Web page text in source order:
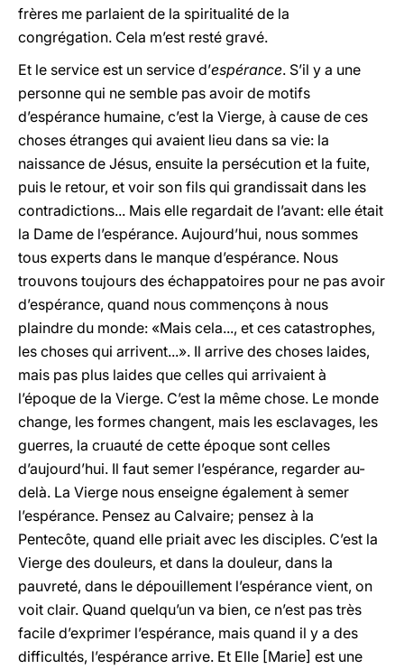
frères me parlaient de la spiritualité de la
congrégation. Cela m’est resté gravé.
Et le service est un service d’espérance. S’il y a une
personne qui ne semble pas avoir de motifs
d’espérance humaine, c’est la Vierge, à cause de ces
choses étranges qui avaient lieu dans sa vie: la
naissance de Jésus, ensuite la persécution et la fuite,
puis le retour, et voir son fils qui grandissait dans les
contradictions... Mais elle regardait de l’avant: elle était
la Dame de l’espérance. Aujourd’hui, nous sommes
tous experts dans le manque d’espérance. Nous
trouvons toujours des échappatoires pour ne pas avoir
d’espérance, quand nous commençons à nous
plaindre du monde: «Mais cela..., et ces catastrophes,
les choses qui arrivent...». Il arrive des choses laides,
mais pas plus laides que celles qui arrivaient à
l’époque de la Vierge. C’est la même chose. Le monde
change, les formes changent, mais les esclavages, les
guerres, la cruauté de cette époque sont celles
d’aujourd’hui. Il faut semer l’espérance, regarder au-
delà. La Vierge nous enseigne également à semer
l’espérance. Pensez au Calvaire; pensez à la
Pentecôte, quand elle priait avec les disciples. C’est la
Vierge des douleurs, et dans la douleur, dans la
pauvreté, dans le dépouillement l’espérance vient, on
voit clair. Quand quelqu’un va bien, ce n’est pas très
facile d’exprimer l’espérance, mais quand il y a des
difficultés, l’espérance arrive. Et Elle [Marie] est une